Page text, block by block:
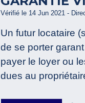
Vérifié le 14 Jun 2021 -
Un futur locataire
de se porter
payer le loyer ou
dues au